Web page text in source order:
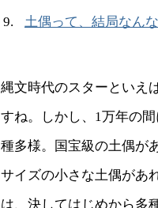
土偶って、結局なん
縄文時代のスターといえ
すね。しかし、1万年の
種多様。国宝級の土偶が
サイズの小さな土偶があ
は、決してはじめから多